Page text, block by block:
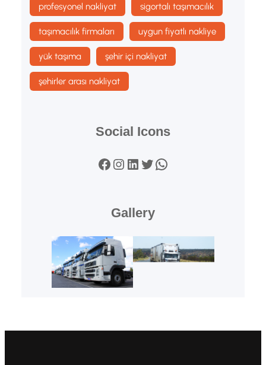
profesyonel nakliyat sigortalı taşımacılık
taşımacılık firmaları uygun fiyatlı nakliye
yük taşıma şehir içi nakliyat
şehirler arası nakliyat
Social Icons
Facebook Instagram LinkedIn Twitter WhatsApp
Gallery